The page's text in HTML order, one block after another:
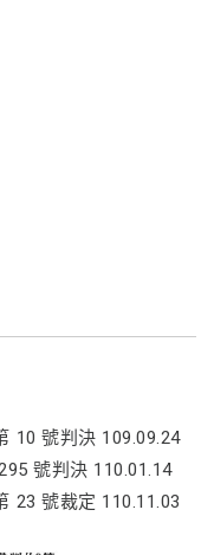
10 號判決 109.09.24
號判決 110.01.14
23 號裁定 110.11.03